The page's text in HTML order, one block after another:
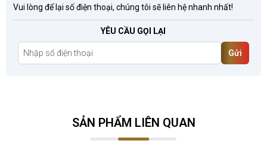
Vui lòng để lại số điện thoại, chúng tôi sẽ liên hệ nhanh nhất!
YÊU CẦU GỌI LẠI
Gửi
SẢN PHẨM LIÊN QUAN